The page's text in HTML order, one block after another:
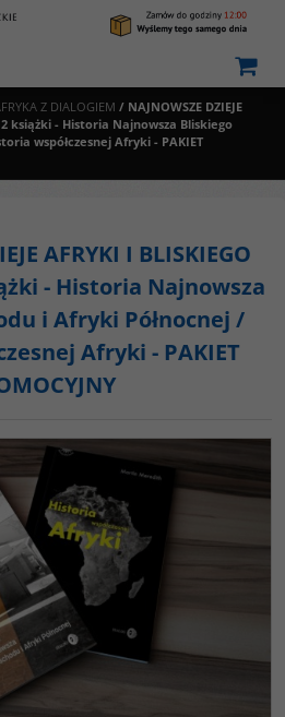
Z DIALOGIEM / NAJNOWSZE DZIEJE
2 książki - Historia Najnowsza Bliskiego
współczesnej Afryki - PAKIET
AFRYKI I BLISKIEGO
- Historia Najnowsza
i Afryki Północnej /
Afryki - PAKIET